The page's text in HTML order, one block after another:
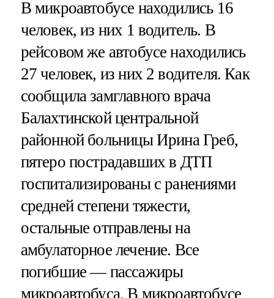
В микроавтобусе находились 16
человек, из них 1 водитель. В
рейсовом же автобусе находились
27 человек, из них 2 водителя. Как
сообщила замглавного врача
Балахтинской центральной
районной больницы Ирина Греб,
пятеро пострадавших в ДТП
госпитализированы с ранениями
средней степени тяжести,
остальные отправлены на
амбулаторное лечение. Все
погибшие — пассажиры
микроавтобуса. В микроавтобусе